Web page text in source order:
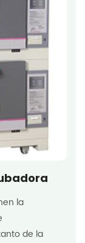
la
de la